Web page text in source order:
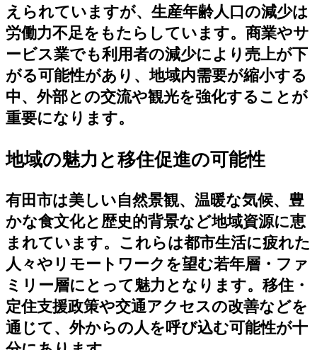
えられていますが、生産年齢人口の減少は
労働力不足をもたらしています。商業やサ
ービス業でも利用者の減少により売上が下
がる可能性があり、地域内需要が縮小する
中、外部との交流や観光を強化することが
重要になります。
地域の魅力と移住促進の可能性
有田市は美しい自然景観、温暖な気候、豊
かな食文化と歴史的背景など地域資源に恵
まれています。これらは都市生活に疲れた
人々やリモートワークを望む若年層・ファ
ミリー層にとって魅力となります。移住・
定住支援政策や交通アクセスの改善などを
通じて、外からの人を呼び込む可能性が十